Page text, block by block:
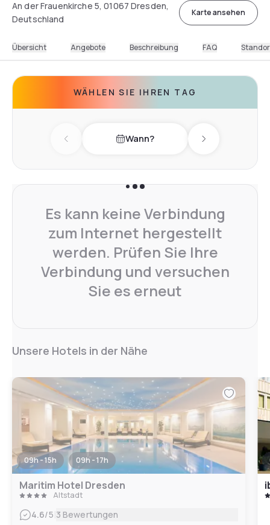
An der Frauenkirche 5, 01067 Dresden,
Deutschland
Karte ansehen
Übersicht Angebote Beschreibung FAQ
WÄHLEN SIE IHREN TAG
Previous day Wann? Next day
Es kann keine Verbindung
zum Internet hergestellt
werden. Prüfen Sie Ihre
Verbindung und versuchen
Sie es erneut
Unsere Hotels in der Nähe
09h - 15h 09h - 17h
Maritim Hotel Dresden
Altstadt
4.6/5 3 Bewertungen